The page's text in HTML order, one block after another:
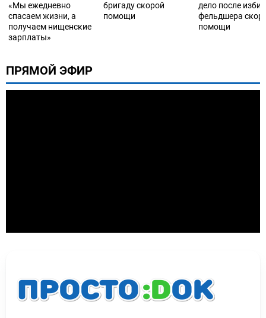
«Мы ежедневно
спасаем жизни, а
получаем нищенские
зарплаты»
бригаду скорой
помощи
дело после
фельдшера
помощи
ПРЯМОЙ ЭФИР